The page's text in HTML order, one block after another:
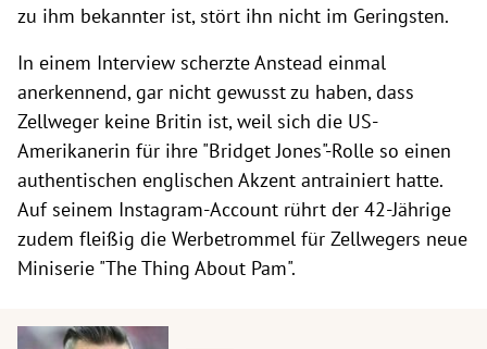
zu ihm bekannter ist, stört ihn nicht im Geringsten.
In einem Interview scherzte Anstead einmal
anerkennend, gar nicht gewusst zu haben, dass
Zellweger keine Britin ist, weil sich die US-
Amerikanerin für ihre "Bridget Jones"-Rolle so einen
authentischen englischen Akzent antrainiert hatte.
Auf seinem Instagram-Account rührt der 42-Jährige
zudem fleißig die Werbetrommel für Zellwegers neue
Miniserie "The Thing About Pam".